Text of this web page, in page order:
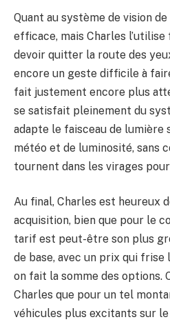
Quant au système de vision
efficace, mais Charles
devoir quitter la route des
encore un geste difficile à
fait justement encore plus
se satisfait pleinement du
adapte le faisceau de lumière
météo et de luminosité, sans
tournent dans les virages
Au final, Charles est heureux
acquisition, bien que pour le
tarif est peut-être son plus
de base, avec un prix qui frise
on fait la somme des options.
Charles que pour un tel
véhicules plus excitants sur le